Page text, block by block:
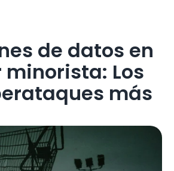
de datos en
minorista: Los
más